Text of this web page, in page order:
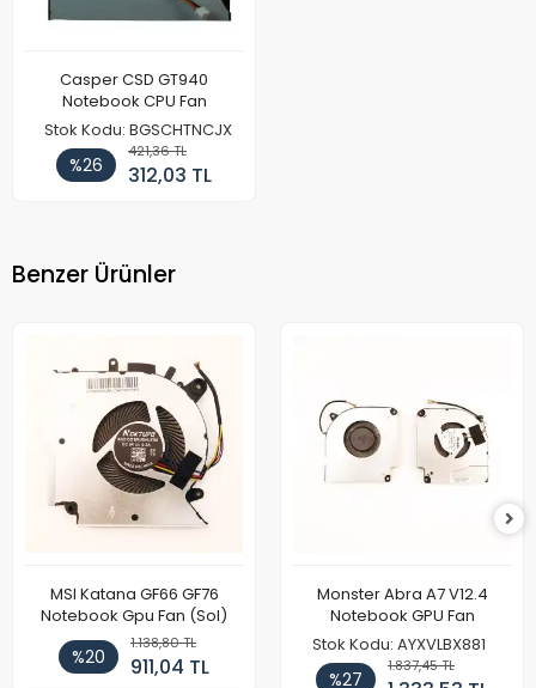
Casper CSD GT940
Notebook CPU Fan
Stok Kodu: BGSCHTNCJX
%26
421,36 TL
312,03 TL
Benzer Ürünler
MSI Katana GF66 GF76
Notebook Gpu Fan (Sol)
%20
1.138,80 TL
911,04 TL
Monster Abra A7 V12.4
Notebook GPU Fan
Stok Kodu: AYXVLBX881
%27
1.837,45 TL